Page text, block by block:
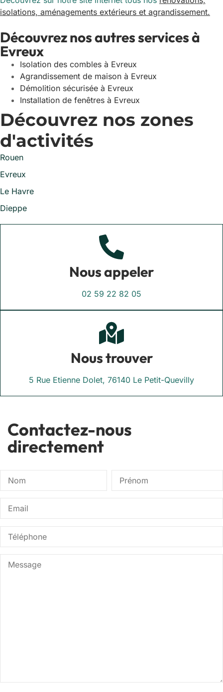
isolations, aménagements extérieurs et agrandissement.
Découvrez nos autres services à
Evreux
Isolation des combles à Evreux
Agrandissement de maison à Evreux
Démolition sécurisée à Evreux
Installation de fenêtres à Evreux
Découvrez nos zones
d'activités
Rouen
Evreux
Le Havre
Dieppe
Nous appeler
02 59 22 82 05
Nous trouver
5 Rue Etienne Dolet, 76140 Le Petit-Quevilly
Contactez-nous
directement